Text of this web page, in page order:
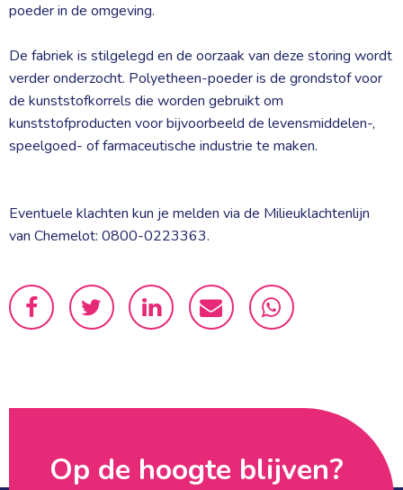
poeder in de omgeving.
De fabriek is stilgelegd en de oorzaak van deze storing wordt
verder onderzocht. Polyetheen-poeder is de grondstof voor
de kunststofkorrels die worden gebruikt om
kunststofproducten voor bijvoorbeeld de levensmiddelen-,
speelgoed- of farmaceutische industrie te maken.
Eventuele klachten kun je melden via de Milieuklachtenlijn
van Chemelot: 0800-0223363.
Op de hoogte blijven?